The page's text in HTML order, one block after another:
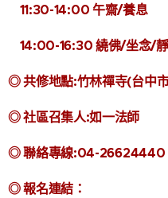
11:30-14:00 午齋/養息
14:00-16:30 繞佛/坐念/
◎ 共修地點:竹林禪寺(台中
◎ 社區召集人:如一法師
◎ 聯絡專線:04-
◎ 報名連結：